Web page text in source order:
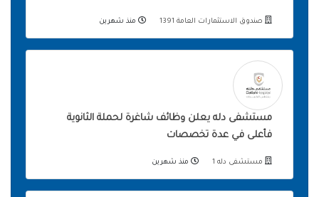
صندوق الاستثمارات العامة 1391 منذ شهرين
مستشفى دله يعلن وظائف شاغرة لحملة الثانوية
فأعلى في عدة تخصصات
مستشفى دله 1 منذ شهرين